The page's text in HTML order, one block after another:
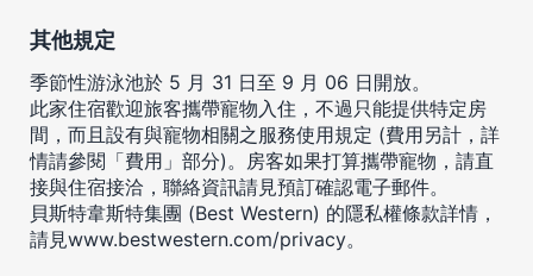
其他規定
季節性游泳池於 5 月 31 日至 9 月 06 日開放。
此家住宿歡迎旅客攜帶寵物入住，不過只能提供特定房
間，而且設有與寵物相關之服務使用規定 (費用另計，詳
情請參閱「費用」部分)。房客如果打算攜帶寵物，請直
接與住宿接洽，聯絡資訊請見預訂確認電子郵件。
貝斯特韋斯特集團 (Best Western) 的隱私權條款詳情，
請見www.bestwestern.com/privacy。